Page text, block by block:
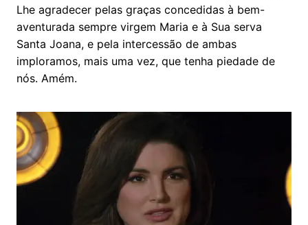
Lhe agradecer pelas graças concedidas à bem-
aventurada sempre virgem Maria e à Sua serva
Santa Joana, e pela intercessão de ambas
imploramos, mais uma vez, que tenha piedade de
nós. Amém.